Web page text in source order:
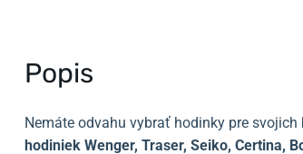
Popis
Nemáte odvahu vybrať hodinky pre svojich
hodiniek Wenger, Traser, Seiko, Certina,